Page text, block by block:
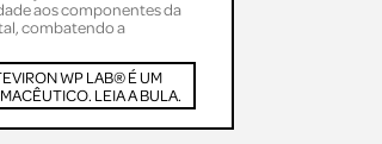
aos componentes da
combatendo a
WP LAB® É UM
LEIA A BULA.